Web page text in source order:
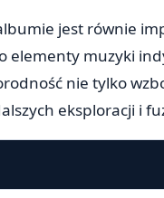
jest równie
elementy muzyki
nie tylko
eksploracji i